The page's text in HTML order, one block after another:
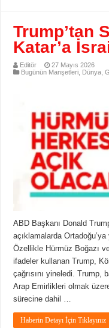
Trump’tan
Katar’a
Editör
27 Mayıs 2026
Bugünün Manşetleri Dünya ,
ABD Başkanı Donald
açıklamalarda
Özellikle Hürmüz Boğazı
ifadeler kullanan Trump,
çağrısını yineledi.
Arap Emirlikleri olmak
sürecine dahil …
Haberin Detayı İçin Tıklayınız